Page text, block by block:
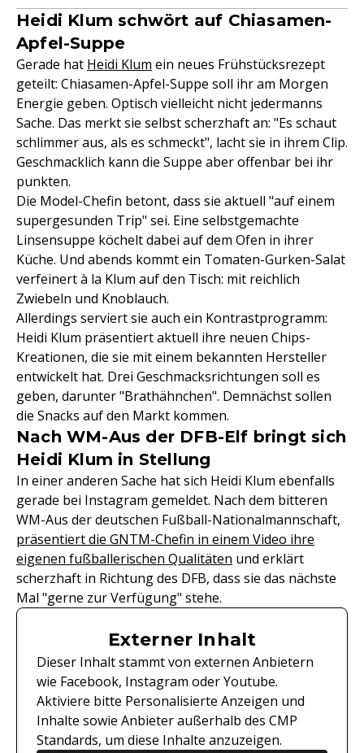
Heidi Klum schwört auf Chiasamen-
Apfel-Suppe
Gerade hat Heidi Klum ein neues Frühstücksrezept
geteilt: Chiasamen-Apfel-Suppe soll ihr am Morgen
Energie geben. Optisch vielleicht nicht jedermanns
Sache. Das merkt sie selbst scherzhaft an: "Es schaut
schlimmer aus, als es schmeckt", lacht sie in ihrem Clip.
Geschmacklich kann die Suppe aber offenbar bei ihr
punkten.
Die Model-Chefin betont, dass sie aktuell "auf einem
supergesunden Trip" sei. Eine selbstgemachte
Linsensuppe köchelt dabei auf dem Ofen in ihrer
Küche. Und abends kommt ein Tomaten-Gurken-Salat
verfeinert à la Klum auf den Tisch: mit reichlich
Zwiebeln und Knoblauch.
Allerdings serviert sie auch ein Kontrastprogramm:
Heidi Klum präsentiert aktuell ihre neuen Chips-
Kreationen, die sie mit einem bekannten Hersteller
entwickelt hat. Drei Geschmacksrichtungen soll es
geben, darunter "Brathähnchen". Demnächst sollen
die Snacks auf den Markt kommen.
Nach WM-Aus der DFB-Elf bringt sich
Heidi Klum in Stellung
In einer anderen Sache hat sich Heidi Klum ebenfalls
gerade bei Instagram gemeldet. Nach dem bitteren
WM-Aus der deutschen Fußball-Nationalmannschaft,
präsentiert die GNTM-Chefin in einem Video ihre
eigenen fußballerischen Qualitäten und erklärt
scherzhaft in Richtung des DFB, dass sie das nächste
Mal "gerne zur Verfügung" stehe.
Externer Inhalt
Dieser Inhalt stammt von externen Anbietern
wie Facebook, Instagram oder Youtube.
Aktiviere bitte Personalisierte Anzeigen und
Inhalte sowie Anbieter außerhalb des CMP
Standards, um diese Inhalte anzuzeigen.